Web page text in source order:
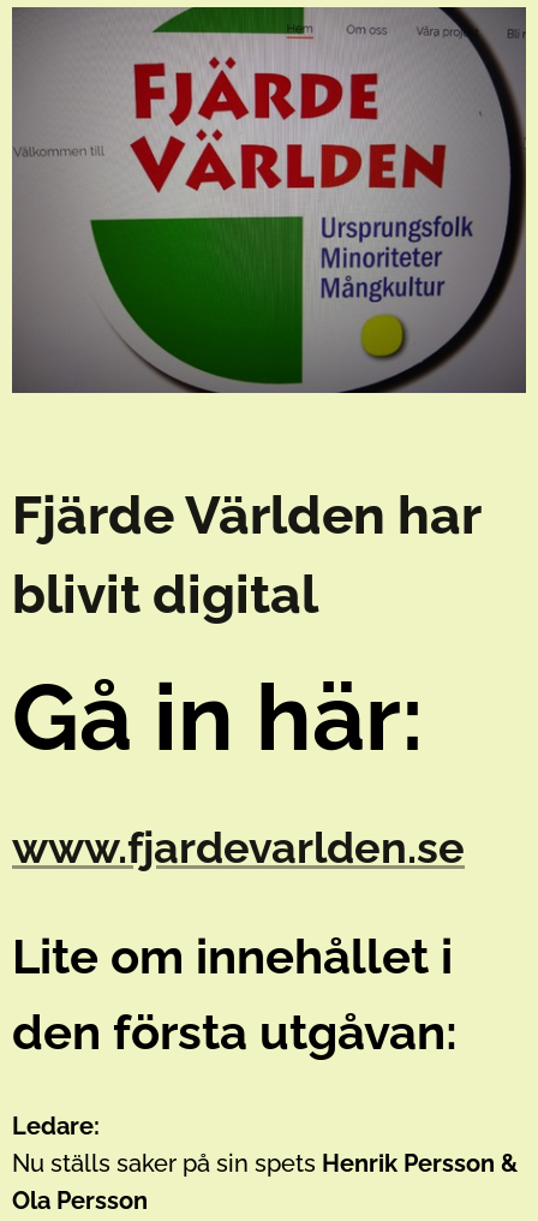
Fjärde Världen har
blivit digital
Gå in här:
www.fjardevarlden.se
Lite om innehållet i
den första utgåvan:
Ledare:
Nu ställs saker på sin spets Henrik Persson &
Ola Persson